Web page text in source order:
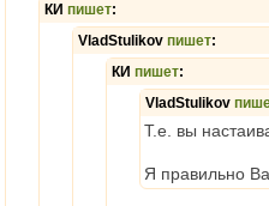
КИ пишет:
VladStulikov пишет:
КИ пишет:
VladStulikov
Т.е. вы
Я правильно